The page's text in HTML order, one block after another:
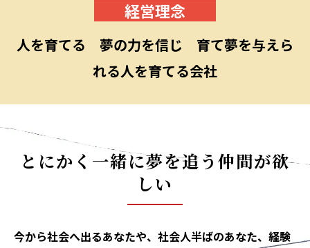
経営理念
人を育てる 夢の力を信じ 育て夢を与えら
れる人を育てる会社
とにかく一緒に夢を追う仲間が欲
しい
今から社会へ出るあなたや、社会人半ばのあなた、経験